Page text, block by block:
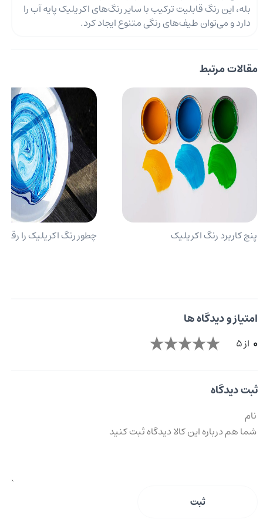
بله، این رنگ قابلیت ترکیب با سایر رنگ‌های اکریلیک پایه آب را
دارد و می‌توان طیف‌های رنگی متنوع ایجاد کرد.
مقالات مرتبط
پنج کاربرد رنگ اکریلیک چطور رنگ اکریلیک را
امتیاز و دیدگاه ها
0 از 5
ثبت دیدگاه
ثبت